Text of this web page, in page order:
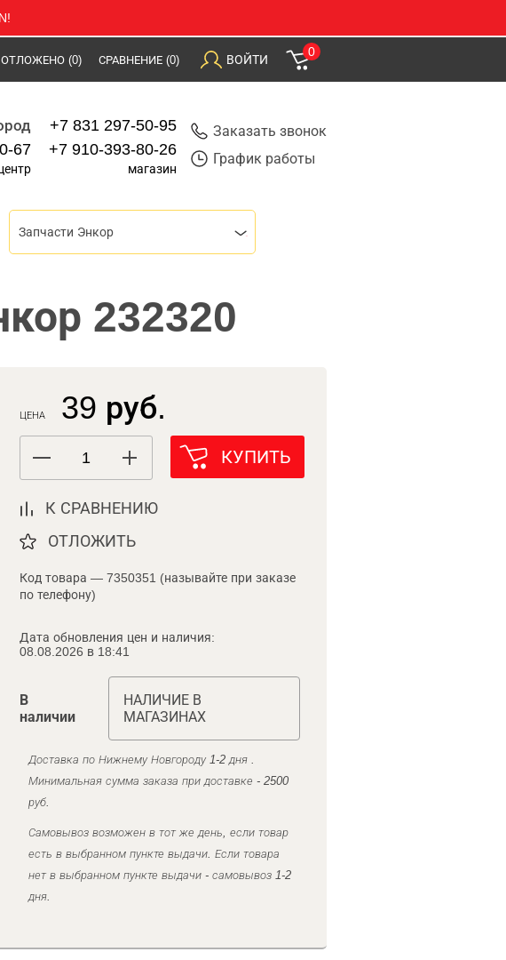
ОТЛОЖЕНО (0) СРАВНЕНИЕ (0) ВОЙТИ
0
67
+7 831 297-50-95
+7 910-393-80-26
магазин
Заказать звонок
График работы
Запчасти Энкор
232320
ЦЕНА 39 руб.
КУПИТЬ
К СРАВНЕНИЮ
ОТЛОЖИТЬ
Код товара — 7350351 (называйте при заказе
по телефону)
Дата обновления цен и наличия:
08.08.2026 в 18:41
В
наличии
НАЛИЧИЕ В
МАГАЗИНАХ
Доставка по Нижнему Новгороду 1-2 дня .
Минимальная сумма заказа при доставке - 2500
руб.
Самовывоз возможен в тот же день, если товар
есть в выбранном пункте выдачи. Если товара
нет в выбранном пункте выдачи - самовывоз 1-2
дня.